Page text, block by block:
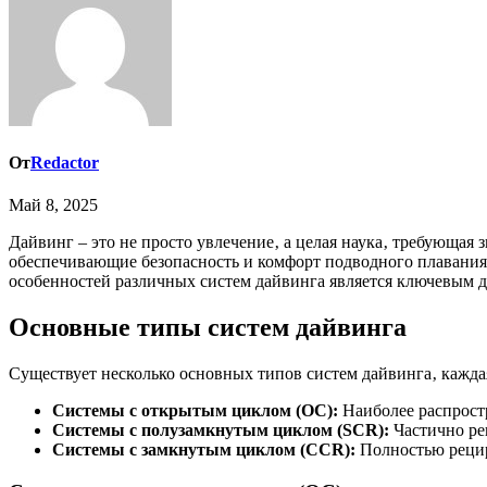
ОтRedactor
Май 8, 2025
Дайвинг – это не просто увлечение‚ а целая наука‚ требующая знаний‚ навыков и‚ конечно же‚ надёжного оборудования. Системы дайвинга представляют собой сложные комплексы‚
обеспечивающие безопасность и комфорт подводного
особенностей различных систем дайвинга является
Основные типы систем дайвинга
Существует несколько основных типов систем дайвинга‚
Системы с открытым циклом (OC): Наиболее
Системы с полузамкнутым циклом (SCR): Частично
Системы с замкнутым циклом (CCR): Полностью